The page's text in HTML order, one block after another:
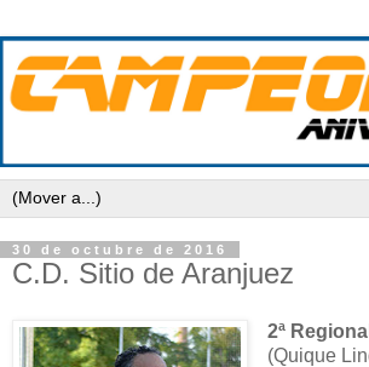
30 de octubre de 2016
C.D. Sitio de Aranjuez
2ª Regional
(Quique